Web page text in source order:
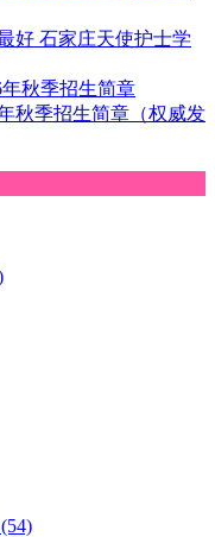
好 石家庄天使护士学
秋季招生简章
秋季招生简章（权威发
(54)